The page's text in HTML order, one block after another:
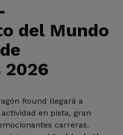
del Mundo
2026
Round llegará a
en pista, gran
carreras.